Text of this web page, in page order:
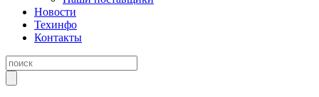
Новости
Техинфо
Контакты